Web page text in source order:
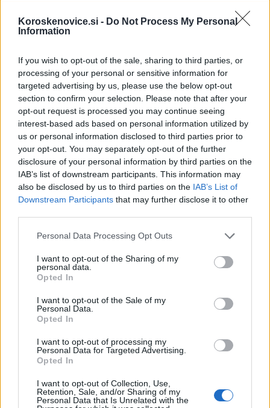
Koroskenovice.si - Do Not Process My Personal
Information
If you wish to opt-out of the sale, sharing to third parties, or
processing of your personal or sensitive information for
targeted advertising by us, please use the below opt-out
section to confirm your selection. Please note that after your
opt-out request is processed you may continue seeing
interest-based ads based on personal information utilized by
us or personal information disclosed to third parties prior to
your opt-out. You may separately opt-out of the further
disclosure of your personal information by third parties on the
IAB’s list of downstream participants. This information may
also be disclosed by us to third parties on the IAB’s List of
Downstream Participants that may further disclose it to other
Please note that this website/app uses one or more Google
not limited to your visit or usage behaviour. You may click to
grant or deny consent to Google and its third-party tags to
use your data for below specified purposes in below Google
consent section.
Personal Data Processing Opt Outs
I want to opt-out of the Sharing of my
personal data.
Opted In
I want to opt-out of the Sale of my
Personal Data.
Opted In
I want to opt-out of processing my
Personal Data for Targeted Advertising.
Opted In
I want to opt-out of Collection, Use,
Retention, Sale, and/or Sharing of my
Personal Data that Is Unrelated with the
policisti Specializirane enote avtocestne policije Celje.
Zaradi ogleda in odstranjevanja posledic prometne
nesreče je bila avtocesta na omenjenem odseku dobre
tri ure zaprta za ves promet.
Vir: PU Celje
Failed to fetch
Kategorije: Črna kronika
Več iz kategorije Črna kronika